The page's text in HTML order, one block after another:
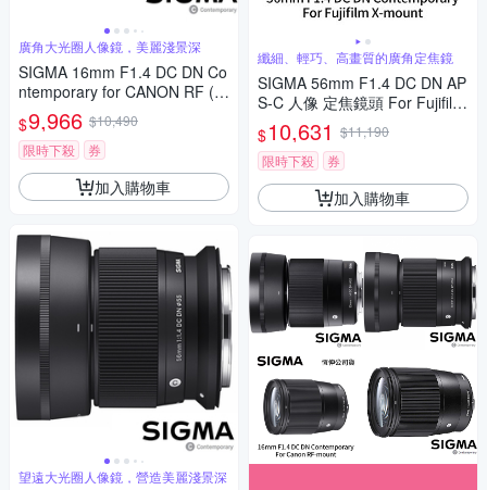
廣角大光圈人像鏡，美麗淺景深
SIGMA 16mm F1.4 DC DN Co
ntemporary for CANON RF (公
司貨) 廣角大光圈定焦鏡 人像
鏡 APS-C 無反微單眼專用鏡頭
$9,966 $10,490
限時下殺
券
加入購物車
望遠大光圈人像鏡，營造美麗淺景深
纖細、輕巧、高畫質的廣角定焦鏡
SIGMA 56mm F1.4 DC DN AP
S-C 人像 定焦鏡頭 For Fujifilm
X-mount (公司貨)
$10,631 $11,190
限時下殺
券
加入購物車